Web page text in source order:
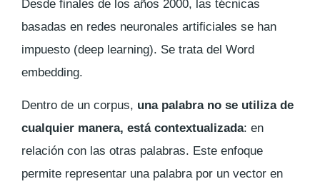
Desde finales de los años 2000, las técnicas
basadas en redes neuronales artificiales se han
impuesto (deep learning). Se trata del Word
embedding.
Dentro de un corpus, una palabra no se utiliza de
cualquier manera, está contextualizada: en
relación con las otras palabras. Este enfoque
permite representar una palabra por un vector en